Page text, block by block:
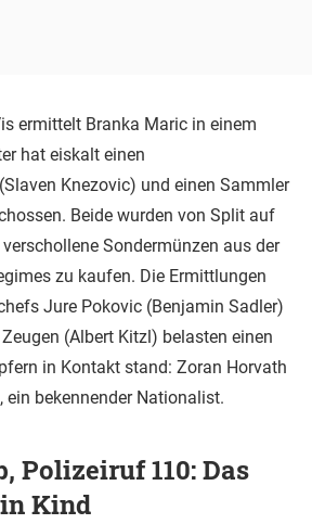
ermittelt Branka Maric in einem
hat eiskalt einen
Knezovic) und einen Sammler
Beide wurden von Split auf
Sondermünzen aus der
zu kaufen. Die Ermittlungen
Jure Pokovic (Benjamin Sadler)
(Albert Kitzl) belasten einen
in Kontakt stand: Zoran Horvath
bekennender Nationalist.
Polizeiruf 110: Das
Kind